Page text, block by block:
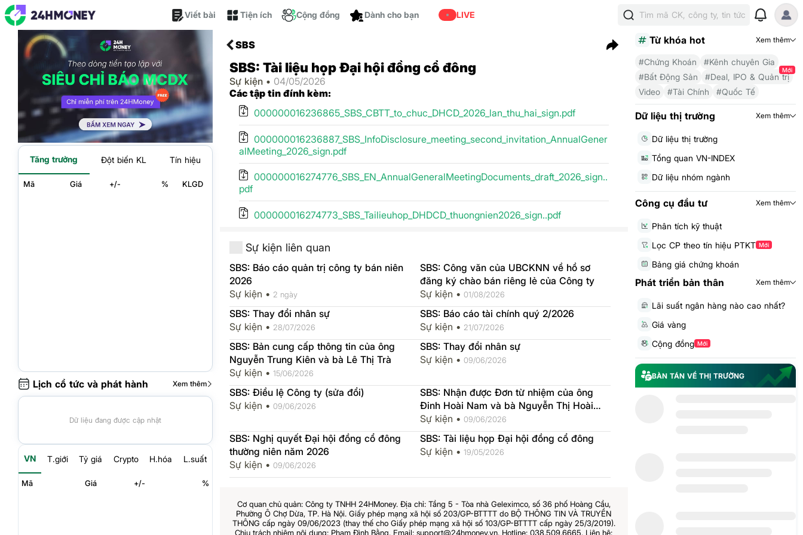
Viết bài Tiện ích Cộng đồng Dành cho bạn LIVE Tìm mã CK, công ty, tin tức
Tăng trưởng Đột biến KL Tín hiệu
Mã Giá +/- % KLGD
Lịch cổ tức và phát hành Xem thêm
Dữ liệu đang được cập nhật
VN T.giới Tỷ giá Crypto H.hóa L.suất
Mã Giá +/- %
SBS
SBS: Tài liệu họp Đại hội đồng cổ đông
Sự kiện • 04/05/2026
Các tập tin đính kèm:
000000016236865_SBS_CBTT_to_chuc_DHCD_2026_lan_thu_hai_sign.pdf
000000016236887_SBS_InfoDisclosure_meeting_second_invitation_AnnualGener
alMeeting_2026_sign.pdf
000000016274776_SBS_EN_AnnualGeneralMeetingDocuments_draft_2026_sign..
pdf
000000016274773_SBS_Tailieuhop_DHDCD_thuongnien2026_sign..pdf
Sự kiện liên quan
SBS: Báo cáo quản trị công ty bán niên
2026
Sự kiện • 2 ngày
SBS: Công văn của UBCKNN về hồ sơ
đăng ký chào bán riêng lẻ của Công ty
Sự kiện • 01/08/2026
SBS: Thay đổi nhân sự
Sự kiện • 28/07/2026
SBS: Báo cáo tài chính quý 2/2026
Sự kiện • 21/07/2026
SBS: Bản cung cấp thông tin của ông
Nguyễn Trung Kiên và bà Lê Thị Trà
Sự kiện • 15/06/2026
SBS: Thay đổi nhân sự
Sự kiện • 09/06/2026
SBS: Điều lệ Công ty (sửa đổi)
Sự kiện • 09/06/2026
SBS: Nhận được Đơn từ nhiệm của ông
Đinh Hoài Nam và bà Nguyễn Thị Hoài
Thương
Sự kiện • 09/06/2026
SBS: Nghị quyết Đại hội đồng cổ đông
thường niên năm 2026
Sự kiện • 09/06/2026
SBS: Tài liệu họp Đại hội đồng cổ đông
Sự kiện • 19/05/2026
Cơ quan chủ quản: Công ty TNHH 24HMoney. Địa chỉ: Tầng 5 - Tòa nhà Geleximco, số 36 phố Hoàng Cầu,
Phường Ô Chợ Dừa, TP. Hà Nội. Giấy phép mạng xã hội số 203/GP-BTTTT do BỘ THÔNG TIN VÀ TRUYỀN
THÔNG cấp ngày 09/06/2023 (thay thế cho Giấy phép mạng xã hội số 103/GP-BTTTT cấp ngày 25/3/2019).
Chịu trách nhiệm nội dung: Phạm Đình Bằng. Email: support@24hmoney.vn. Hotline: 038.509.6665. Liên hệ:
Từ khóa hot Xem thêm
#Chứng Khoán
#Kênh chuyên Gia
#Bất Động Sản
#Deal, IPO & Quản trị
Mới
Video #Tài Chính #Quốc Tế
Dữ liệu thị trường Xem thêm
Dữ liệu thị trường
Tổng quan VN-INDEX
Dữ liệu nhóm ngành
Công cụ đầu tư Xem thêm
Phân tích kỹ thuật
Lọc CP theo tín hiệu PTKT Mới
Bảng giá chứng khoán
Phát triển bản thân Xem thêm
Lãi suất ngân hàng nào cao nhất?
Giá vàng
Cộng đồng Mới
BÀN TÁN VỀ THỊ TRƯỜNG